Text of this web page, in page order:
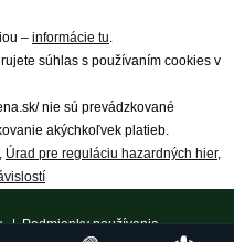
– informácie tu
súhlas s používaním cookies v
nie sú prevádzkované
akýchkoľvek platieb.
Úrad pre reguláciu hazardných hier,
|Podmienky používania